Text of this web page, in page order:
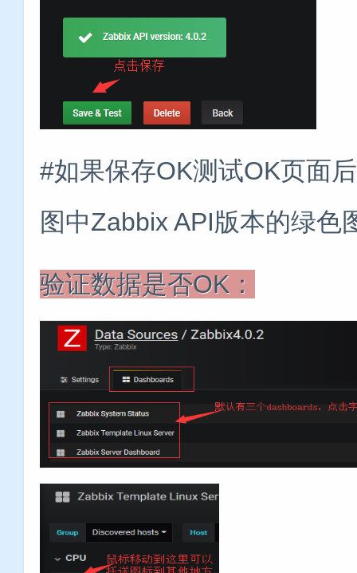
#如果保存OK测试OK页面
图中Zabbix API版本的绿色
验证数据是否OK：